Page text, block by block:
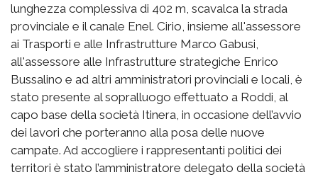
lunghezza complessiva di 402 m, scavalca la strada
provinciale e il canale Enel. Cirio, insieme all'assessore
ai Trasporti e alle Infrastrutture Marco Gabusi,
all'assessore alle Infrastrutture strategiche Enrico
Bussalino e ad altri amministratori provinciali e locali, è
stato presente al sopralluogo effettuato a Roddi, al
capo base della società Itinera, in occasione dell’avvio
dei lavori che porteranno alla posa delle nuove
campate. Ad accogliere i rappresentanti politici dei
territori è stato l’amministratore delegato della società